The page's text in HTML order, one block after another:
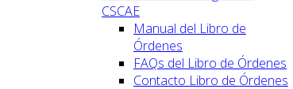
CSCAE
Manual del Libro de
Órdenes
FAQs del Libro de Órdenes
Contacto Libro de Órdenes